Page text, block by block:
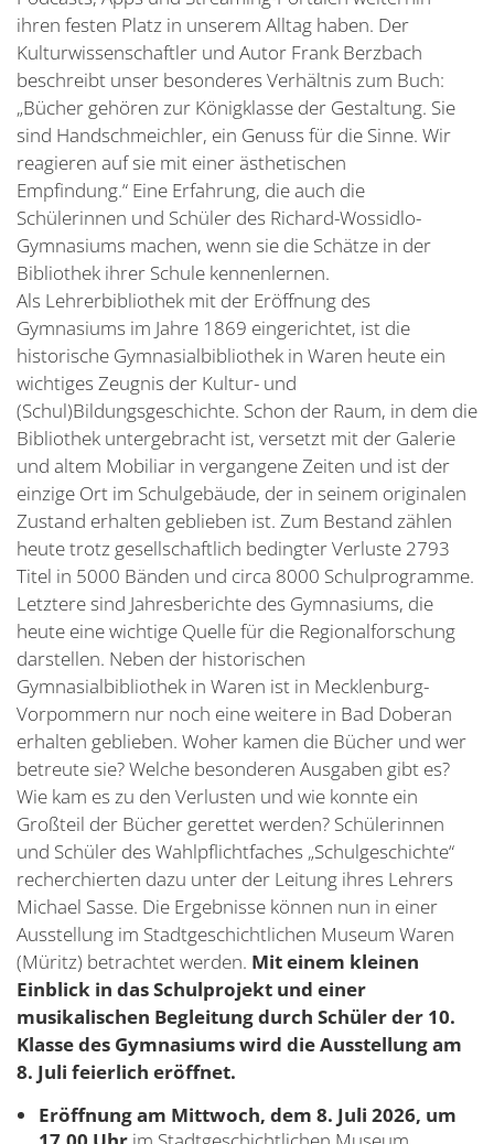
ihren festen Platz in unserem Alltag haben. Der
Kulturwissenschaftler und Autor Frank Berzbach
beschreibt unser besonderes Verhältnis zum Buch:
„Bücher gehören zur Königklasse der Gestaltung. Sie
sind Handschmeichler, ein Genuss für die Sinne. Wir
reagieren auf sie mit einer ästhetischen
Empfindung.“ Eine Erfahrung, die auch die
Schülerinnen und Schüler des Richard-Wossidlo-
Gymnasiums machen, wenn sie die Schätze in der
Bibliothek ihrer Schule kennenlernen.
Als Lehrerbibliothek mit der Eröffnung des
Gymnasiums im Jahre 1869 eingerichtet, ist die
historische Gymnasialbibliothek in Waren heute ein
wichtiges Zeugnis der Kultur- und
(Schul)Bildungsgeschichte. Schon der Raum, in dem die
Bibliothek untergebracht ist, versetzt mit der Galerie
und altem Mobiliar in vergangene Zeiten und ist der
einzige Ort im Schulgebäude, der in seinem originalen
Zustand erhalten geblieben ist. Zum Bestand zählen
heute trotz gesellschaftlich bedingter Verluste 2793
Titel in 5000 Bänden und circa 8000 Schulprogramme.
Letztere sind Jahresberichte des Gymnasiums, die
heute eine wichtige Quelle für die Regionalforschung
darstellen. Neben der historischen
Gymnasialbibliothek in Waren ist in Mecklenburg-
Vorpommern nur noch eine weitere in Bad Doberan
erhalten geblieben. Woher kamen die Bücher und wer
betreute sie? Welche besonderen Ausgaben gibt es?
Wie kam es zu den Verlusten und wie konnte ein
Großteil der Bücher gerettet werden? Schülerinnen
und Schüler des Wahlpflichtfaches „Schulgeschichte“
recherchierten dazu unter der Leitung ihres Lehrers
Michael Sasse. Die Ergebnisse können nun in einer
Ausstellung im Stadtgeschichtlichen Museum Waren
(Müritz) betrachtet werden. Mit einem kleinen
Einblick in das Schulprojekt und einer
musikalischen Begleitung durch Schüler der 10.
Klasse des Gymnasiums wird die Ausstellung am
8. Juli feierlich eröffnet.
Eröffnung am Mittwoch, dem 8. Juli 2026, um